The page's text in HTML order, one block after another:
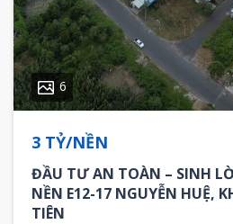
6
3 TỶ/NỀN
ĐẦU TƯ AN TOÀN – SINH
NỀN E12-17 NGUYỄN HUỆ,
TIÊN